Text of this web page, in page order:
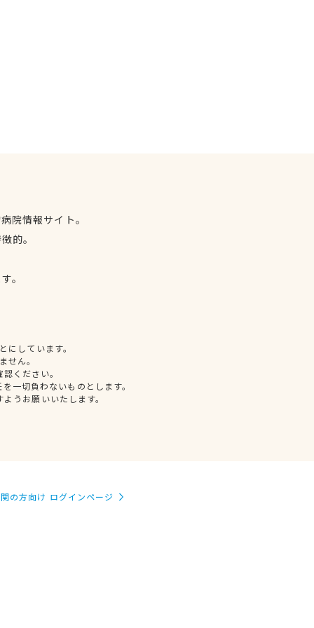
院情報サイト。
的。
。
しています。
せん。
ください。
一切負わないものとします。
うお願いいたします。
の方向け ログインページ